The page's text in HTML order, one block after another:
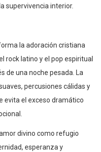
supervivencia interior.
la adoración cristiana
rock latino y el pop espiritual
de una noche pesada. La
percusiones cálidas y
evita el exceso dramático
divino como refugio
esperanza y